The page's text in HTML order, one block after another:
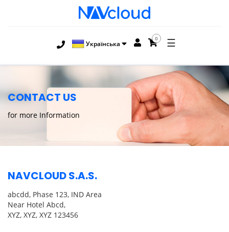
Українська
0 ☰
CONTACT US
for more Information
NAVCLOUD S.A.S.
abcdd, Phase 123, IND Area
Near Hotel Abcd,
XYZ, XYZ, XYZ 123456